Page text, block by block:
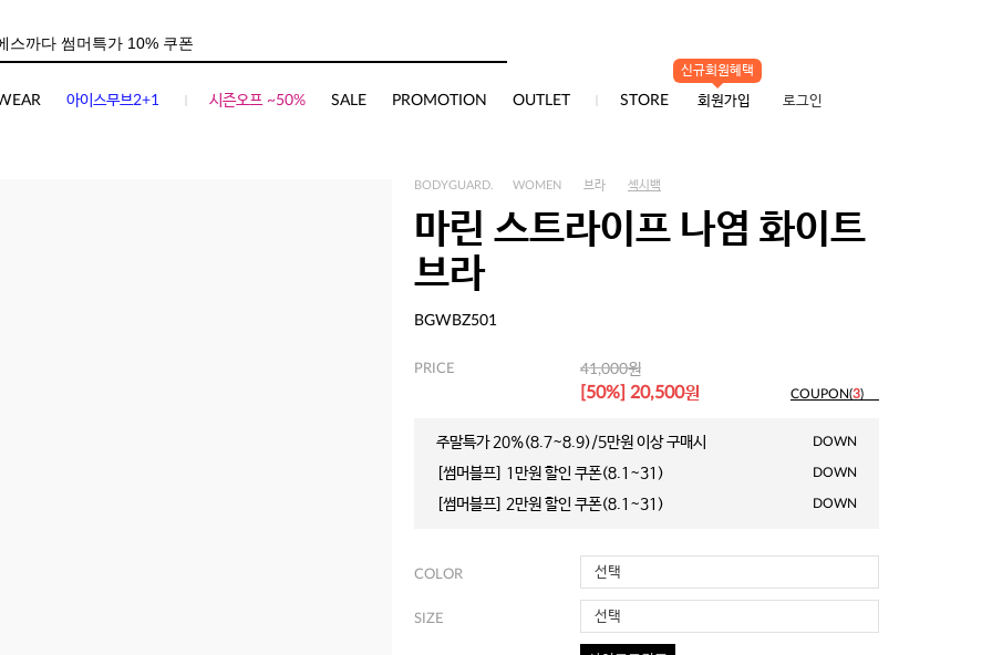
아이스무브2+1 시즌오프 ~50% SALE PROMOTION OUTLET STORE
신규회원혜택
회원가입 로그인
BODYGUARD. WOMEN 브라 섹시백
마린 스트라이프 나염 화이트
브라
BGWBZ501
PRICE 41,000원
[50%] 20,500원 COUPON(3)
주말특가 20%(8.7~8.9)/5만원 이상 구매시 DOWN
[썸머블프] 1만원 할인 쿠폰(8.1~31) DOWN
[썸머블프] 2만원 할인 쿠폰(8.1~31) DOWN
COLOR 선택
SIZE 선택